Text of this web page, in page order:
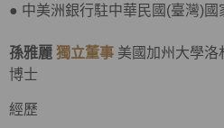
● 中美洲銀行駐中華民國(臺灣)國
孫雅麗 獨立董事 美國加州大學洛
博士
經歷